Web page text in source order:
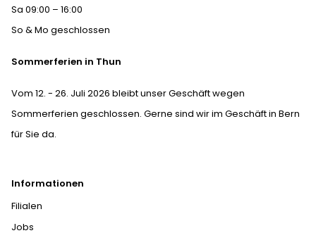
Informationen
Filialen
Jobs
Sa 09:00 – 16:00
So & Mo geschlossen
Sommerferien in Thun
Vom 12. - 26. Juli 2026 bleibt unser Geschäft wegen
Sommerferien geschlossen. Gerne sind wir im Geschäft in Bern
für Sie da.